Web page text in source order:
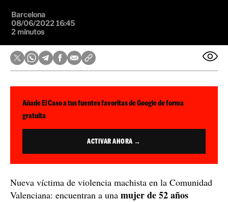
Barcelona
08/06/2022 16:45
2 minutos
Añade El Caso a tus fuentes favoritas de Google de forma
gratuita
ACTIVAR AHORA →
Nueva víctima de violencia machista en la Comunidad
Valenciana: encuentran a una mujer de 52 años